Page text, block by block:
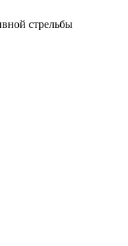
стрельбы